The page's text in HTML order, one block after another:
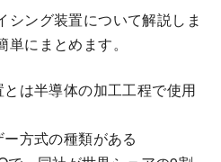
シング装置について解説しま
にまとめます。
は半導体の加工工程で使用
方式の種類がある